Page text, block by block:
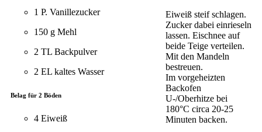
1 P. Vanillezucker
150 g Mehl
2 TL Backpulver
2 EL kaltes Wasser
Belag für 2 Böden
4 Eiweiß
Eiweiß steif schlagen.
Zucker dabei einrieseln
lassen. Eischnee auf
beide Teige verteilen.
Mit den Mandeln
bestreuen.
Im vorgeheizten
Backofen
U-/Oberhitze bei
180°C circa 20-25
Minuten backen.